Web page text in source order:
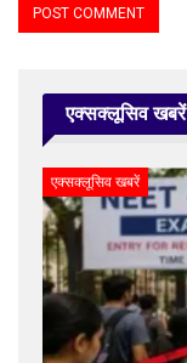
एक्सक्लूसिव खबरें
एक्सक्लूसिव खबरें